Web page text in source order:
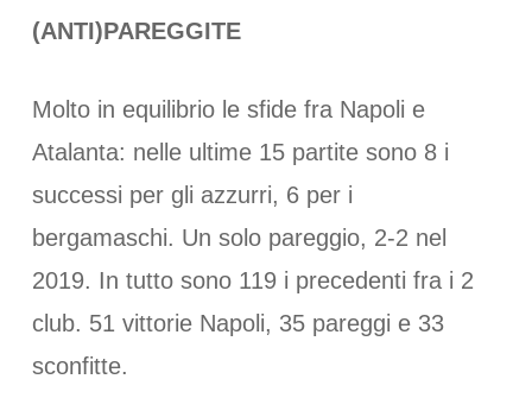
(ANTI)PAREGGITE
Molto in equilibrio le sfide fra Napoli e
Atalanta: nelle ultime 15 partite sono 8 i
successi per gli azzurri, 6 per i
bergamaschi. Un solo pareggio, 2-2 nel
2019. In tutto sono 119 i precedenti fra i 2
club. 51 vittorie Napoli, 35 pareggi e 33
sconfitte.